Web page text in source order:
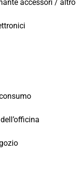
accessori / altro